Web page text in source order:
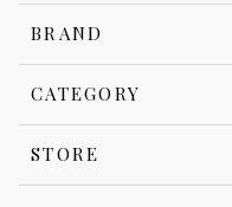
BRAND
CATEGORY
STORE